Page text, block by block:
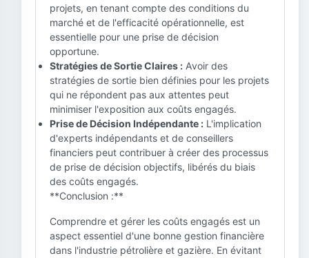
projets, en tenant compte des conditions du
marché et de l'efficacité opérationnelle, est
essentielle pour une prise de décision
opportune.
Stratégies de Sortie Claires : Avoir des
stratégies de sortie bien définies pour les projets
qui ne répondent pas aux attentes peut
minimiser l'exposition aux coûts engagés.
Prise de Décision Indépendante : L'implication
d'experts indépendants et de conseillers
financiers peut contribuer à créer des processus
de prise de décision objectifs, libérés du biais
des coûts engagés.
**Conclusion :**
Comprendre et gérer les coûts engagés est un
aspect essentiel d'une bonne gestion financière
dans l'industrie pétrolière et gazière. En évitant